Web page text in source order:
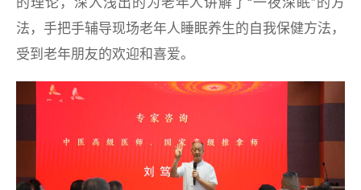
法，手把手辅导现场老年人睡眠养生的自我保健方法，
受到老年朋友的欢迎和喜爱。